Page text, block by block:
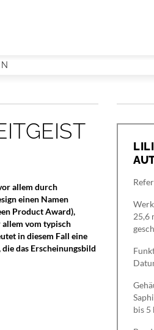
allem durch
einen Namen
Product Award),
allem vom typisch
in diesem Fall eine
das Erscheinungsbild
25,6
bis 5